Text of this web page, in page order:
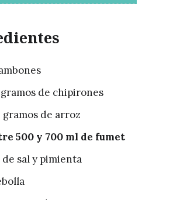
gramos de chipirones
gramos de arroz
500 y 700 ml de fumet
sal y pimienta